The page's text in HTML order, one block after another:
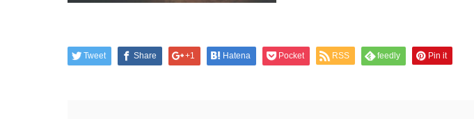
Tweet Share +1 Hatena Pocket RSS feedly Pin it